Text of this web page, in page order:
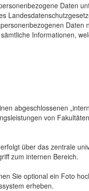
Daten
Informationen,
abgeschlossenen
von
über das zentrale
zum internen Bereich.
Sie optional ein Foto
erheben.